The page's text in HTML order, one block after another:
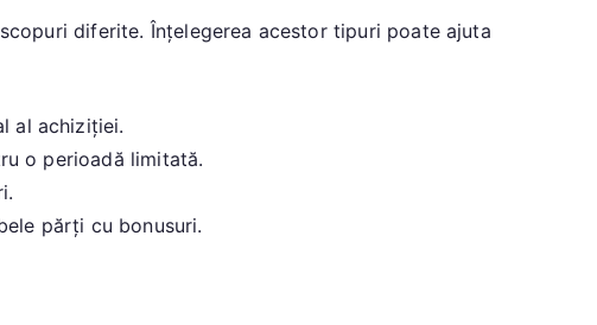
diferite. Înțelegerea acestor tipuri poate ajuta
al achiziției.
o perioadă limitată.
părți cu bonusuri.